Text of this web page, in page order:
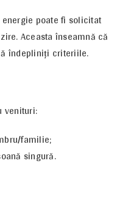
poate fi solicitat
Aceasta înseamnă că
îndepliniți criteriile.
venituri:
familie;
singură.